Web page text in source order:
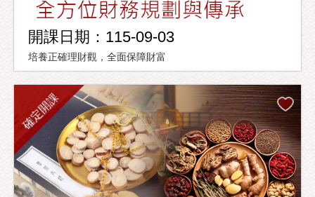
開課日期：115-09-03
培養正確理財觀，全面保障財富
確定開課